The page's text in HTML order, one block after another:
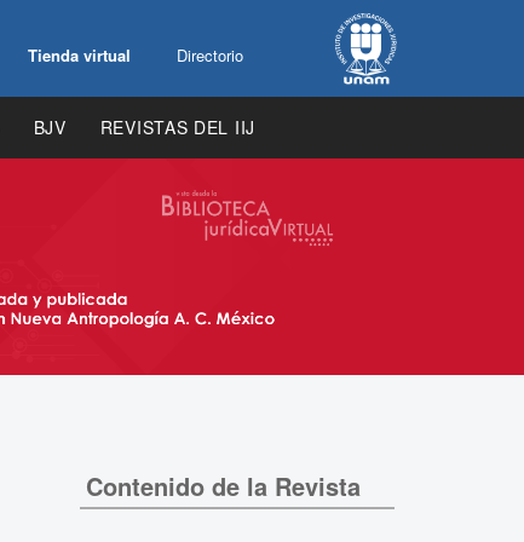
Tienda virtual Directorio
BJV REVISTAS DEL IIJ
Contenido de la Revista